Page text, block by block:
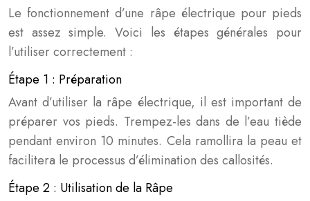
Le fonctionnement d’une râpe électrique pour pieds
est assez simple. Voici les étapes générales pour
l’utiliser correctement :
Étape 1 : Préparation
Avant d’utiliser la râpe électrique, il est important de
préparer vos pieds. Trempez-les dans de l’eau tiède
pendant environ 10 minutes. Cela ramollira la peau et
facilitera le processus d’élimination des callosités.
Étape 2 : Utilisation de la Râpe